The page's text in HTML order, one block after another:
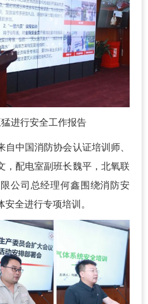
进行安全工作报告
中国消防协会认证培训师、
，配电室副班长魏平，北氧联
公司总经理何鑫围绕消防安
全进行专项培训。